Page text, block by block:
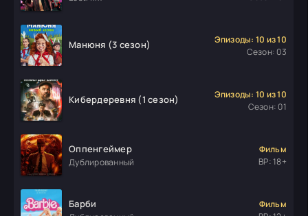
Манюня (3 сезон)
Эпизоды: 10 из 10
Сезон: 03
Кибердеревня (1 сезон)
Эпизоды: 10 из 10
Сезон: 01
Оппенгеймер
Дублированный
Фильм
ВР: 18+
Барби
Фильм